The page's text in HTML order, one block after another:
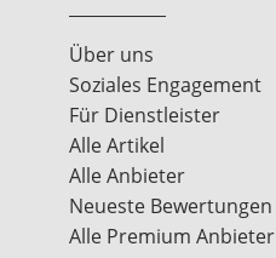
Über uns
Soziales Engagement
Für Dienstleister
Alle Artikel
Alle Anbieter
Neueste Bewertungen
Alle Premium Anbieter